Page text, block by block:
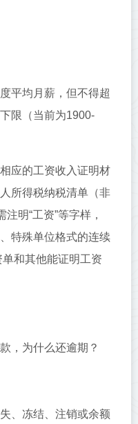
平均月薪，但不得超
限（当前为1900-
应的工资收入证明材
所得税纳税清单（非
明“工资”等字样，
特殊单位格式的连续
和其他能证明工资
，为什么还逾期？
、冻结、注销或余额